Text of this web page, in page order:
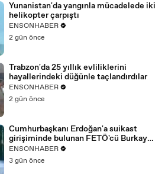
Yunanistan'da yangınla mücadelede iki
helikopter çarpıştı
ENSONHABER
2 gün önce
Trabzon'da 25 yıllık evliliklerini
hayallerindeki düğünle taçlandırdılar
ENSONHABER
2 gün önce
Cumhurbaşkanı Erdoğan'a suikast
girişiminde bulunan FETÖ'cü Burkay
Karatepe yakalandı
ENSONHABER
3 gün önce